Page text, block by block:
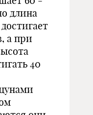
длина
а при
40